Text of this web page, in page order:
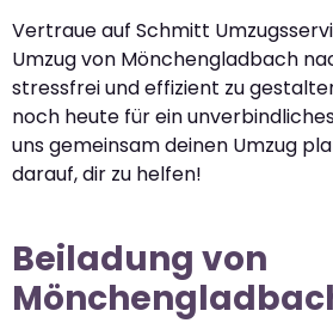
Vertraue auf Schmitt
Umzug von Mönchengladbach
stressfrei und effizient zu
noch heute für ein
uns gemeinsam deinen Umzug
darauf, dir zu helfen!
Beiladung von